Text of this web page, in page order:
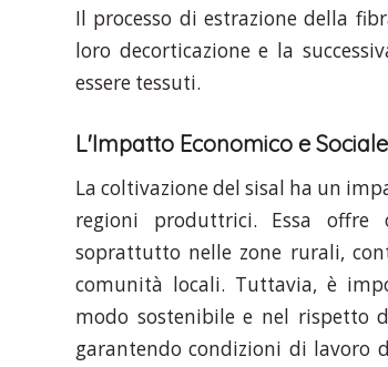
Il processo di estrazione della
loro decorticazione e la
essere tessuti.
L'Impatto Economico e
La coltivazione del sisal ha un
regioni produttrici. Essa
soprattutto nelle zone rurali,
comunità locali. Tuttavia, è
modo sostenibile e nel rispetto
garantendo condizioni di lavoro